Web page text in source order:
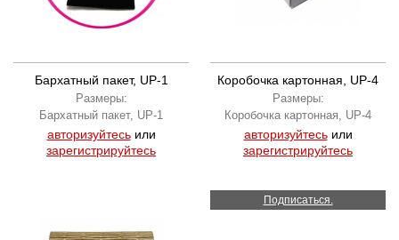
Бархатный пакет, UP-1
Размеры:
Бархатный пакет, UP-1
авторизуйтесьили
зарегистрируйтесь
Коробочка картонная, UP-4
Размеры:
Коробочка картонная, UP-4
авторизуйтесьили
зарегистрируйтесь
Подписаться.